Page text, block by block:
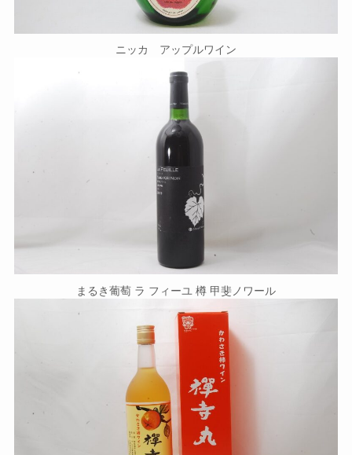
ニッカ アップルワイン
まるき葡萄 ラ フィーユ 樽 甲斐ノワール